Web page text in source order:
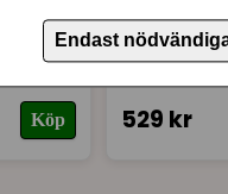
Endast
Köp
CatIt
529 kr